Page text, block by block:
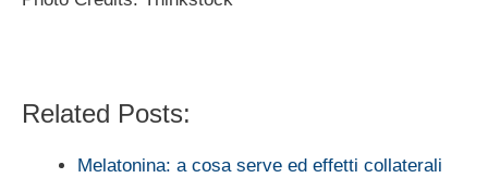
Related Posts:
Melatonina: a cosa serve ed effetti collaterali